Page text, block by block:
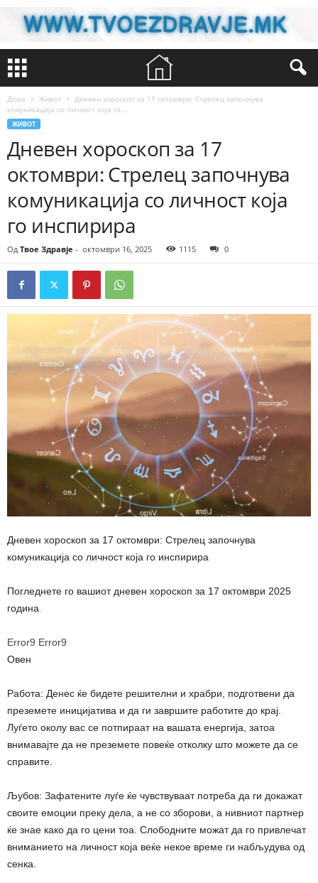
Дома Живот
Дневен хороскоп за 17 октомври: Стрелец започнува
комуникација со личност која го...
ЖИВОТ
Дневен хороскоп за 17
октомври: Стрелец започнува
комуникација со личност која
го инспирира
Од Твое Здравје - октомври 16, 2025 1115 0
Дневен хороскоп за 17 октомври: Стрелец започнува
комуникација со личност која го инспирира
Погледнете го вашиот дневен хороскоп за 17 октомври 2025
година
Error9 Error9
Овен
Работа: Денес ќе бидете решителни и храбри, подготвени да
преземете иницијатива и да ги завршите работите до крај.
Луѓето околу вас се потпираат на вашата енергија, затоа
внимавајте да не преземете повеќе отколку што можете да се
справите.
Љубов: Зафатените луѓе ќе чувствуваат потреба да ги докажат
своите емоции преку дела, а не со зборови, а нивниот партнер
ќе знае како да го цени тоа. Слободните можат да го привлечат
вниманието на личност која веќе некое време ги набљудува од
сенка.